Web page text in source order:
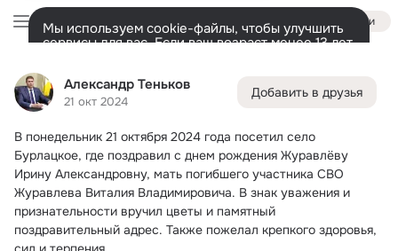
Александр Теньков
21 окт 2024
Добавить в друзья
В понедельник 21 октября 2024 года посетил село
Бурлацкое, где поздравил с днем рождения Журавлёву
Ирину Александровну, мать погибшего участника СВО
Журавлева Виталия Владимировича. В знак уважения и
признательности вручил цветы и памятный
поздравительный адрес. Также пожелал крепкого здоровья,
Войти
Мы используем cookie-файлы, чтобы улучшить
сервисы для вас. Если ваш возраст менее 13 лет,
представитель.
Разрешить все Настроить
Лента Друзья 806 Заметки 1.5K Ещё
Дополнительная
колонка
Все С друзьями Игры и приложения